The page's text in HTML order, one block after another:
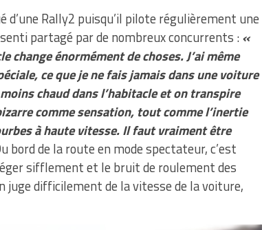
d’une Rally2 puisqu’il pilote régulièrement une
partagé par de nombreux concurrents :«
change énormément de choses. J’ai même
ce que je ne fais jamais dans une voiture
chaud dans l’habitacle et on transpire
comme sensation, tout comme l’inertie
à haute vitesse. Il faut vraiment être
bord de la route en mode spectateur, c’est
sifflement et le bruit de roulement des
difficilement de la vitesse de la voiture,